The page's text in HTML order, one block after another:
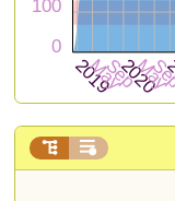
 